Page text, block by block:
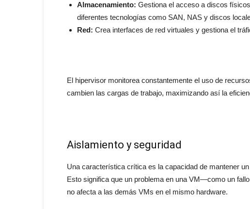
Almacenamiento: Gestiona el acceso a discos
diferentes tecnologías como SAN, NAS y discos
Red: Crea interfaces de red virtuales y gestiona el
El hipervisor monitorea constantemente el uso de
cambien las cargas de trabajo, maximizando así la
Aislamiento y seguridad
Una característica crítica es la capacidad de mantener
Esto significa que un problema en una VM—como un
no afecta a las demás VMs en el mismo hardware.